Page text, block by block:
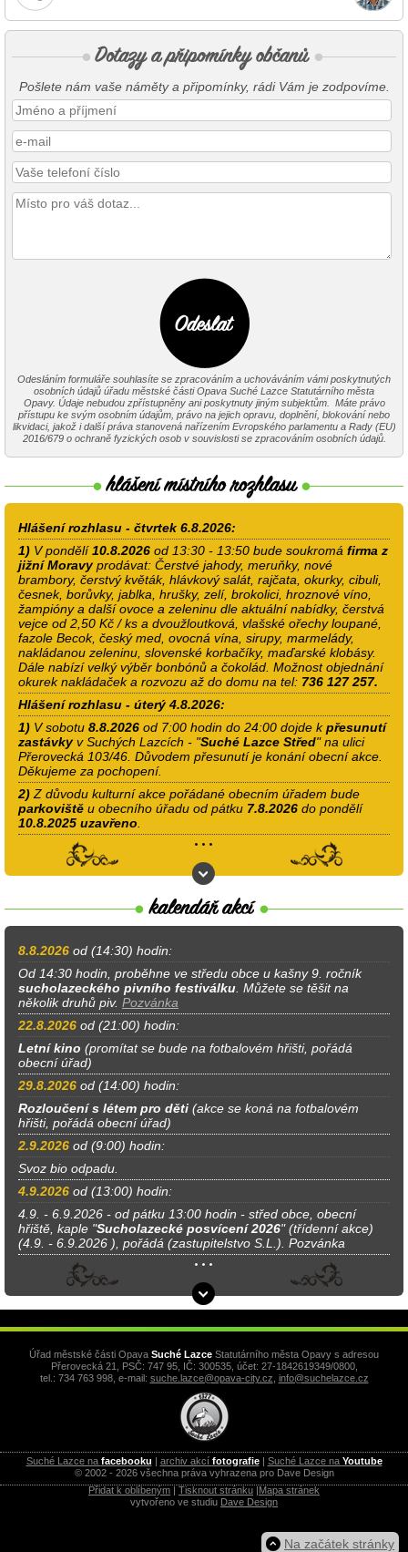
Pošlete nám vaše náměty a připomínky, rádi Vám je zodpovíme.
Odesláním formuláře souhlasíte se zpracováním a uchováváním vámi poskytnutých
osobních údajů úřadu městské části Opava Suché Lazce Statutárního města
Opavy. Údaje nebudou zpřístupněny ani poskytnuty jiným subjektům. Máte právo
přístupu ke svým osobním údajům, právo na jejich opravu, doplnění, blokování nebo
likvidaci, jakož i další práva stanovená nařízením Evropského parlamentu a Rady (EU)
2016/679 o ochraně fyzických osob v souvislosti se zpracováním osobních údajů.
Hlášení rozhlasu - čtvrtek 6.8.2026:
1) V pondělí10.8.2026 od 13:30 - 13:50 bude soukromá firma z
jižní Moravyprodávat: Čerstvé jahody, meruňky, nové
brambory, čerstvý květák, hlávkový salát, rajčata, okurky, cibuli,
česnek, borůvky, jablka, hrušky, zelí, brokolici, hroznové víno,
žampióny a další ovoce a zeleninu dle aktuální nabídky, čerstvá
vejce od 2,50 Kč / ks a dvoužloutková, vlašské ořechy loupané,
fazole Becok, český med, ovocná vína, sirupy, marmelády,
nakládanou zeleninu, slovenské korbačíky, maďarské klobásy.
Dále nabízí velký výběr bonbónů a čokolád. Možnost objednání
okurek nakládaček a rozvozu až do domu na tel: 736 127 257.
Hlášení rozhlasu - úterý 4.8.2026:
1) V sobotu 8.8.2026 od 7:00 hodin do 24:00 dojde kpřesunutí
zastávkyv Suchých Lazcích - "Suché Lazce Střed" na ulici
Přerovecká 103/46. Důvodem přesunutí je konání obecní akce.
Děkujeme za pochopení.
2)Z důvodu kulturní akce pořádané obecním úřadem bude
parkoviště u obecního úřadu od pátku 7.8.2026 do pondělí
10.8.2025 uzavřeno.
8.8.2026 od (14:30) hodin:
Od 14:30 hodin, proběhne ve středu obce u kašny 9. ročník
sucholazeckého pivního festiválku. Můžete se těšit na
několik druhů piv. Pozvánka
22.8.2026 od (21:00) hodin:
Letní kino (promítat se bude na fotbalovém hřišti, pořádá
obecní úřad)
29.8.2026 od (14:00) hodin:
Rozloučení s létem pro děti (akce se koná na fotbalovém
hřišti, pořádá obecní úřad)
2.9.2026 od (9:00) hodin:
Svoz bio odpadu.
4.9.2026 od (13:00) hodin:
4.9. - 6.9.2026 - od pátku 13:00 hodin - střed obce, obecní
hřiště, kaple "Sucholazecké posvícení 2026" (třídenní akce)
(4.9. - 6.9.2026 ), pořádá (zastupitelstvo S.L.). Pozvánka
Úřad městské části Opava Suché Lazce Statutárního města Opavy s adresou
Přerovecká 21, PSČ: 747 95, IČ: 300535, účet: 27-1842619349/0800,
tel.: 734 763 998, e-mail: suche.lazce@opava-city.cz info@suchelazce.cz
Suché Lazce na facebooku archiv akcí fotografie| Suché Lazce na Youtube
© 2002 - 2026 všechna práva vyhrazena pro Dave Design
Přidat k oblíbeným
Tisknout stránku Mapa stránek
vytvořeno ve studiu Dave Design
Na začátek stránky